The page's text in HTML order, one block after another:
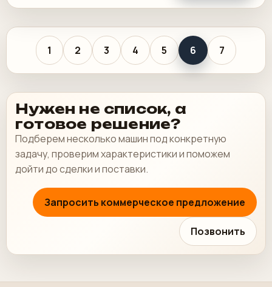
1 2 3 4 5 6 7
Нужен не список, а
готовое решение?
Подберем несколько машин под конкретную
задачу, проверим характеристики и поможем
дойти до сделки и поставки.
Запросить коммерческое предложение
Позвонить